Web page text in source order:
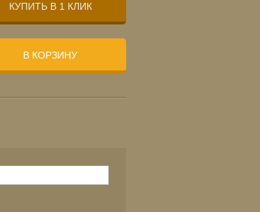
КУПИТЬ В 1 КЛИК
В КОРЗИНУ